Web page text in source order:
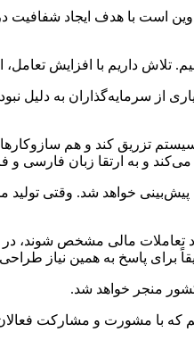
است با هدف ایجاد شفافیت
تلاش داریم با افزایش تعامل،
از سرمایه‌گذاران به
تزریق کند و هم
و به ارتقا زبان فارسی و
خواهد شد. وقتی تولید
وارد تعاملات مالی مشخص
برای پاسخ به همین نیاز
کشور منجر خواهد شد.
که با مشورت و مشارکت